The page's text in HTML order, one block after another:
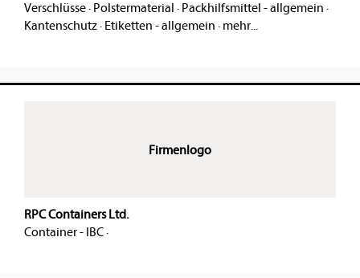
Verschlüsse· Polstermaterial · Packhilfsmittel - allgemein ·
Kantenschutz· Etiketten - allgemein · mehr...
Firmenlogo
RPC Containers Ltd.
Container - IBC·